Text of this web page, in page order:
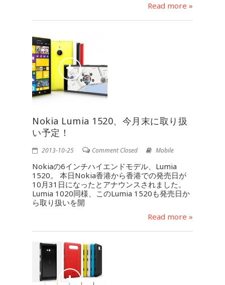
Read more »
Nokia Lumia 1520、今月末に取り扱
い予定！
2013-10-25 Comment Closed Mobile
Nokiaの6インチハイエンドモデル、Lumia
1520。 本日Nokia香港から香港での発売日が
10月31日になったとアナウンスされました。
Lumia 1020同様、このLumia 1520も発売日か
ら取り扱いを開
Read more »